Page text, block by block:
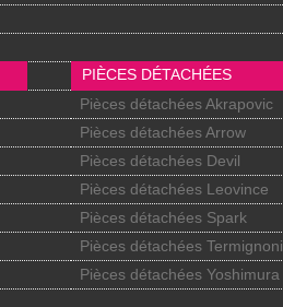
PIÈCES DÉTACHÉES
Pièces détachées Akrapovic
Pièces détachées Arrow
Pièces détachées Devil
Pièces détachées Leovince
Pièces détachées Spark
Pièces détachées Termignoni
Pièces détachées Yoshimura